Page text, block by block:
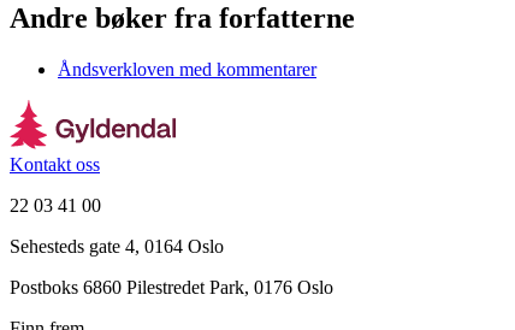
Andre bøker fra forfatterne
Åndsverkloven med kommentarer
Kontakt oss
22 03 41 00
Sehesteds gate 4, 0164 Oslo
Postboks 6860 Pilestredet Park, 0176 Oslo